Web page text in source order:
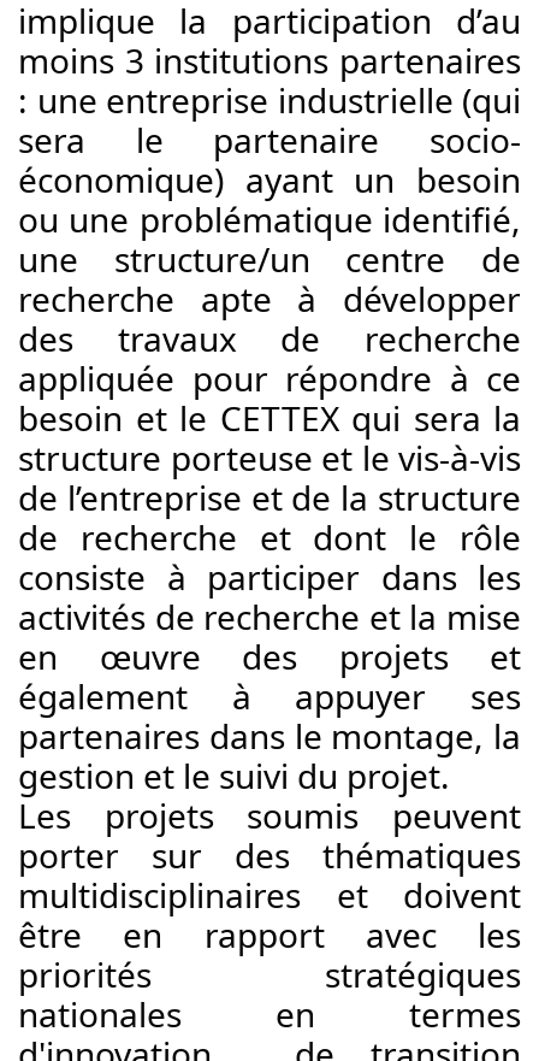
implique la participation d’au
moins 3 institutions partenaires
: une entreprise industrielle (qui
sera le partenaire socio-
économique) ayant un besoin
ou une problématique identifié,
une structure/un centre de
recherche apte à développer
des travaux de recherche
appliquée pour répondre à ce
besoin et le CETTEX qui sera la
structure porteuse et le vis-à-vis
de l’entreprise et de la structure
de recherche et dont le rôle
consiste à participer dans les
activités de recherche et la mise
en œuvre des projets et
également à appuyer ses
partenaires dans le montage, la
gestion et le suivi du projet.
Les projets soumis peuvent
porter sur des thématiques
multidisciplinaires et doivent
être en rapport avec les
priorités stratégiques
nationales en termes